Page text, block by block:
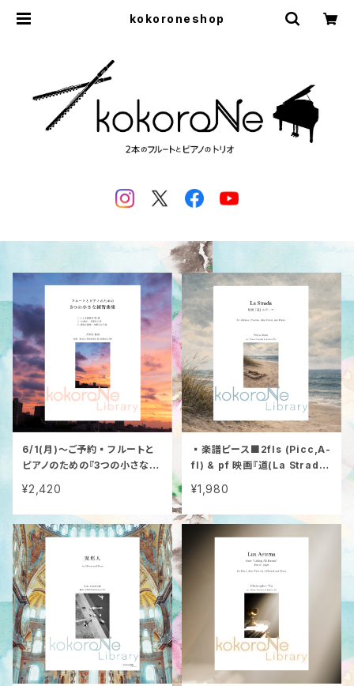
kokoroneshop
6/1(月)〜ご予約▪️フルートと
ピアノのための『3つの小さな練
-Ne編(6/10発送開始予定)
¥2,420
▪️楽譜ピース■2fls (Picc,A-
fl) & pf 映画『道(La Strad
¥1,980